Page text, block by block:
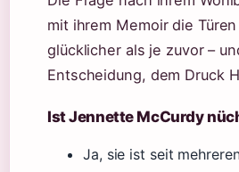
mit ihrem Memoir die
glücklicher als je zuvor –
Entscheidung, dem Druck
Ist Jennette McCurdy
Ja, sie ist seit